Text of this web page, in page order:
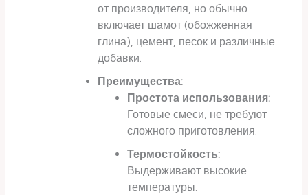
от производителя, но обычно
включает шамот (обожженная
глина), цемент, песок и различные
добавки.
Преимущества:
Простота использования:
Готовые смеси, не требуют
сложного приготовления.
Термостойкость:
Выдерживают высокие
температуры.